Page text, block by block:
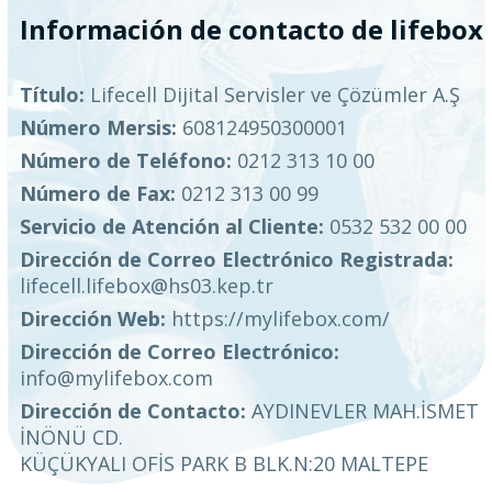
Información de contacto de lifebox
Título: Lifecell Dijital Servisler ve Çözümler A.Ş
Número Mersis: 608124950300001
Número de Teléfono: 0212 313 10 00
Número de Fax: 0212 313 00 99
Servicio de Atención al Cliente: 0532 532 00 00
Dirección de Correo Electrónico Registrada:
lifecell.lifebox@hs03.kep.tr
Dirección Web: https://mylifebox.com/
Dirección de Correo Electrónico:
info@mylifebox.com
Dirección de Contacto: AYDINEVLER MAH.İSMET
İNÖNÜ CD.
KÜÇÜKYALI OFİS PARK B BLK.N:20 MALTEPE